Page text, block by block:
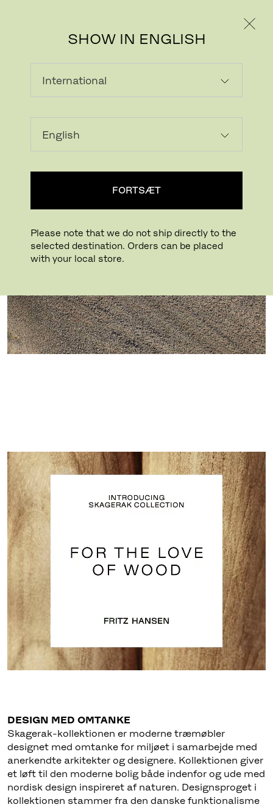
SHOW IN ENGLISH
FORTSÆT
Please note that we do not ship directly to the
selected destination. Orders can be placed
with your local store.
TRÆMØBLER
DESIGNET MED
OMTANKE
DESIGN MED OMTANKE
Skagerak-kollektionen er moderne træmøbler
designet med omtanke for miljøet i samarbejde med
anerkendte arkitekter og designere. Kollektionen giver
et løft til den moderne bolig både indenfor og ude med
nordisk design inspireret af naturen. Designsproget i
kollektionen stammer fra den danske funktionalisme